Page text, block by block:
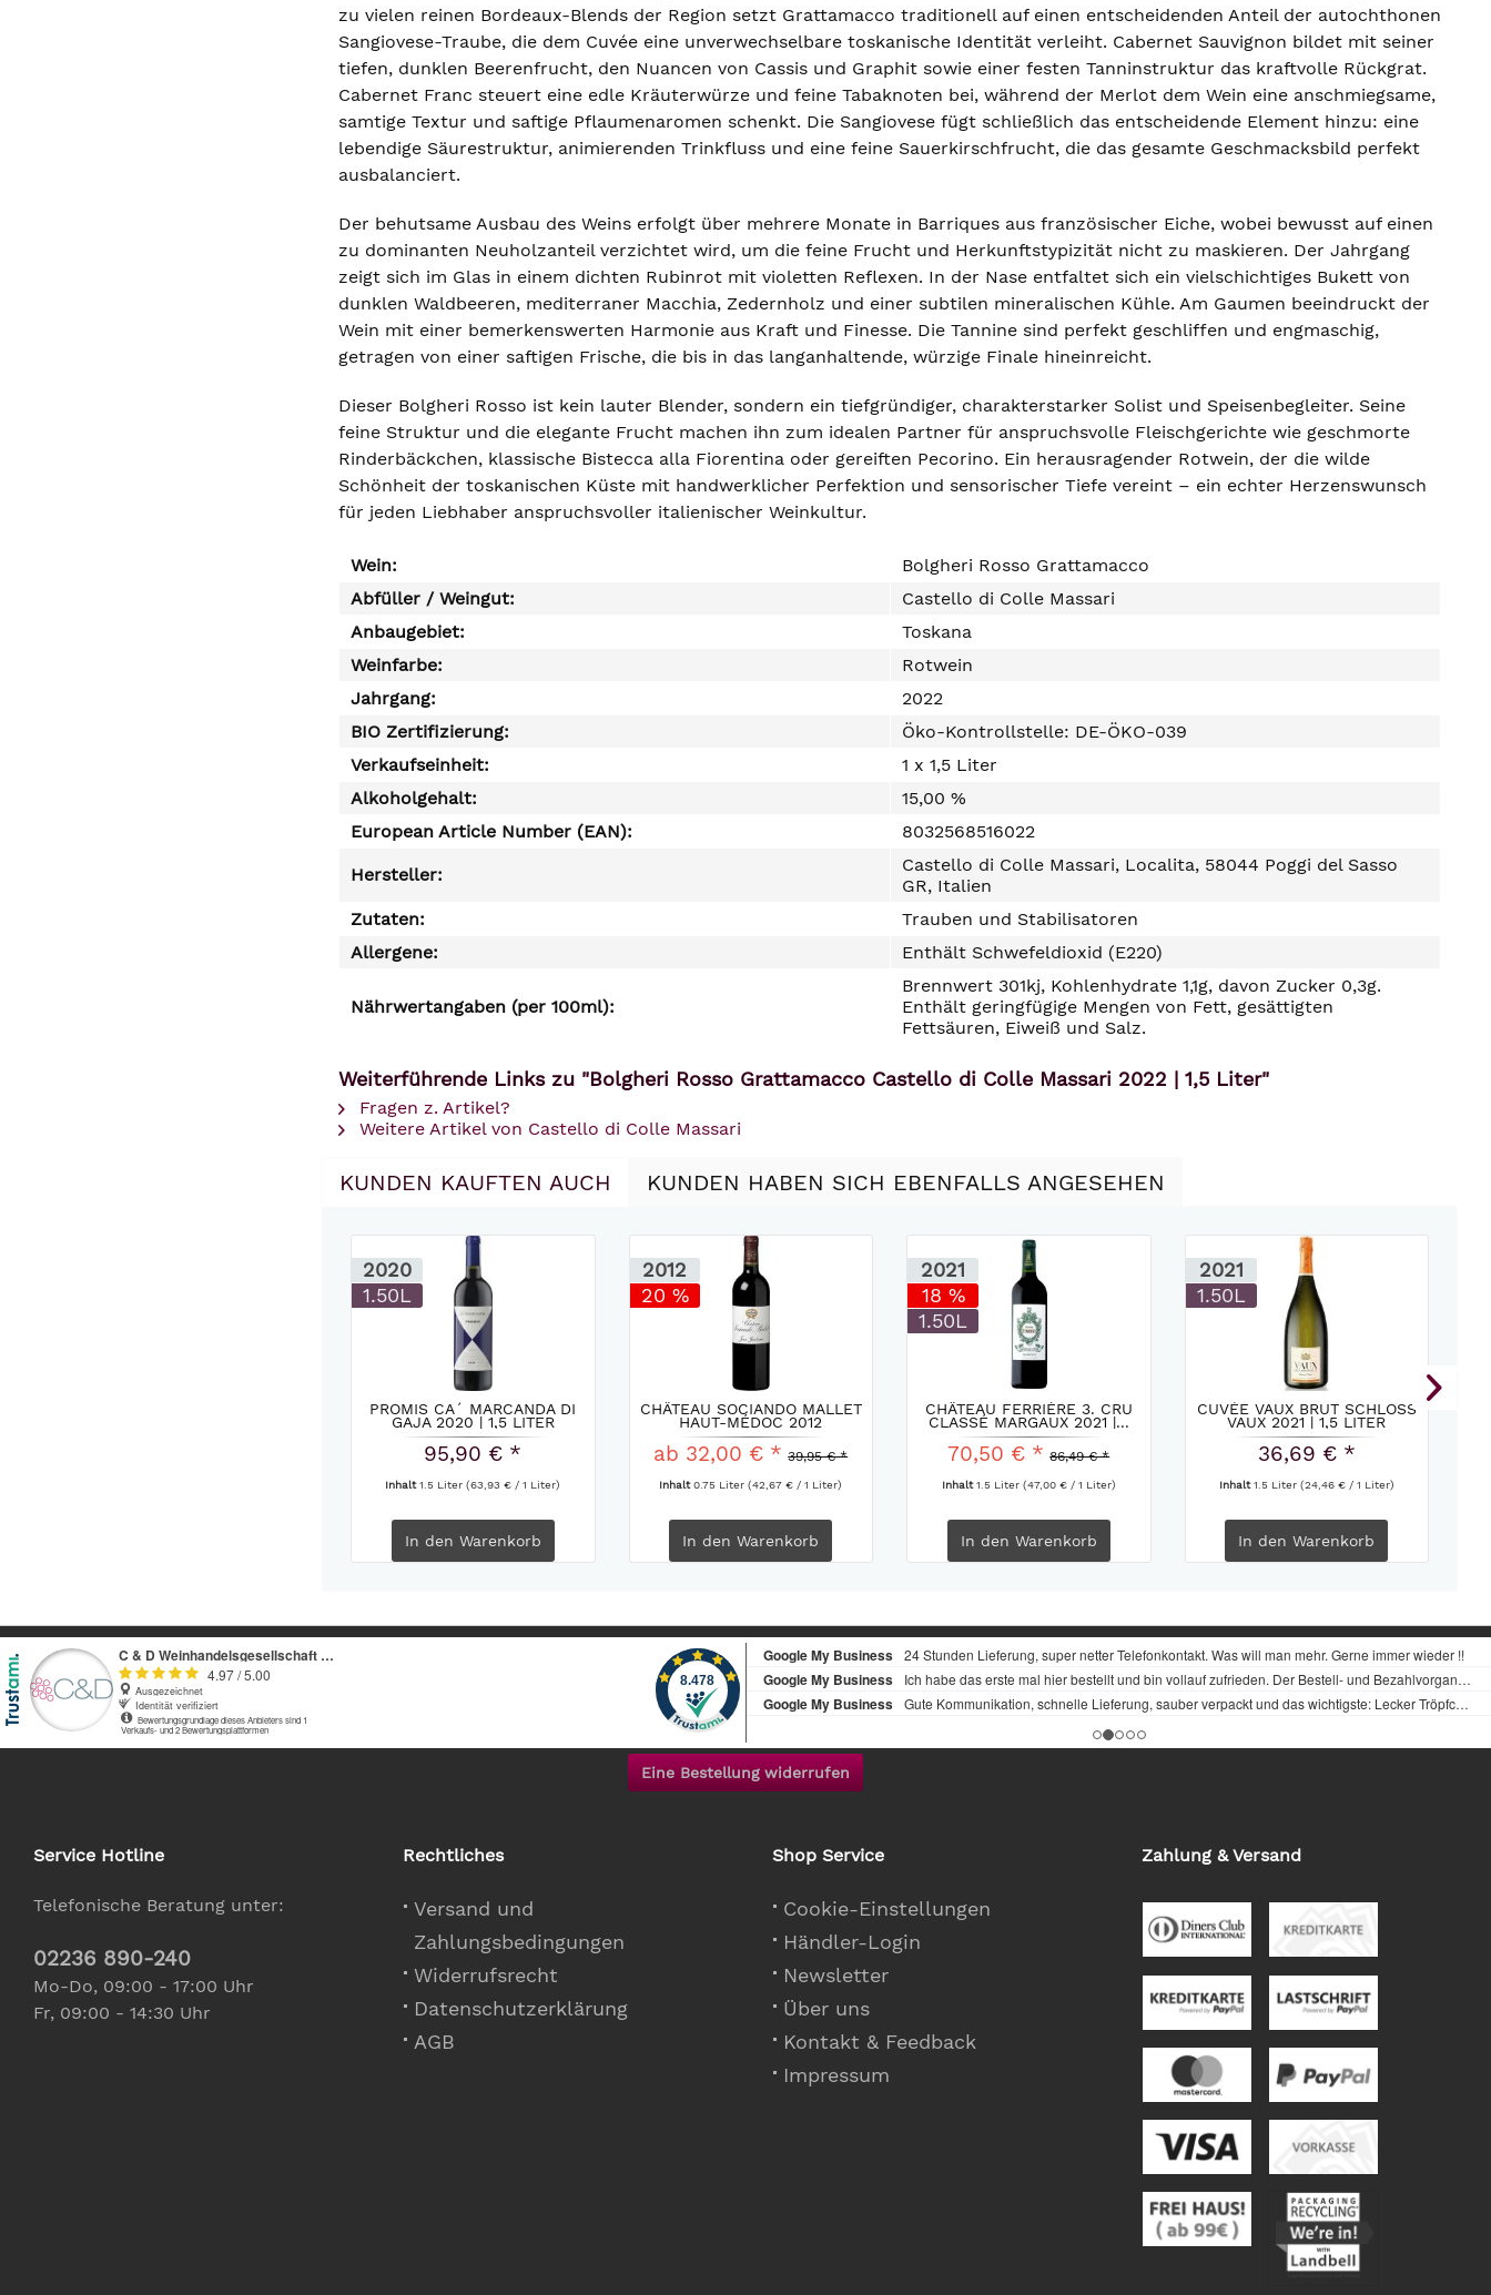
zu vielen reinen Bordeaux-Blends der Region setzt Grattamacco traditionell auf einen entscheidenden Anteil der autochthonen
Sangiovese-Traube, die dem Cuvée eine unverwechselbare toskanische Identität verleiht. Cabernet Sauvignon bildet mit seiner
tiefen, dunklen Beerenfrucht, den Nuancen von Cassis und Graphit sowie einer festen Tanninstruktur das kraftvolle Rückgrat.
Cabernet Franc steuert eine edle Kräuterwürze und feine Tabaknoten bei, während der Merlot dem Wein eine anschmiegsame,
samtige Textur und saftige Pflaumenaromen schenkt. Die Sangiovese fügt schließlich das entscheidende Element hinzu: eine
lebendige Säurestruktur, animierenden Trinkfluss und eine feine Sauerkirschfrucht, die das gesamte Geschmacksbild perfekt
ausbalanciert.
Der behutsame Ausbau des Weins erfolgt über mehrere Monate in Barriques aus französischer Eiche, wobei bewusst auf einen
zu dominanten Neuholzanteil verzichtet wird, um die feine Frucht und Herkunftstypizität nicht zu maskieren. Der Jahrgang
zeigt sich im Glas in einem dichten Rubinrot mit violetten Reflexen. In der Nase entfaltet sich ein vielschichtiges Bukett von
dunklen Waldbeeren, mediterraner Macchia, Zedernholz und einer subtilen mineralischen Kühle. Am Gaumen beeindruckt der
Wein mit einer bemerkenswerten Harmonie aus Kraft und Finesse. Die Tannine sind perfekt geschliffen und engmaschig,
getragen von einer saftigen Frische, die bis in das langanhaltende, würzige Finale hineinreicht.
Dieser Bolgheri Rosso ist kein lauter Blender, sondern ein tiefgründiger, charakterstarker Solist und Speisenbegleiter. Seine
feine Struktur und die elegante Frucht machen ihn zum idealen Partner für anspruchsvolle Fleischgerichte wie geschmorte
Rinderbäckchen, klassische Bistecca alla Fiorentina oder gereiften Pecorino. Ein herausragender Rotwein, der die wilde
Schönheit der toskanischen Küste mit handwerklicher Perfektion und sensorischer Tiefe vereint – ein echter Herzenswunsch
für jeden Liebhaber anspruchsvoller italienischer Weinkultur.
Wein:
Bolgheri Rosso Grattamacco
Abfüller / Weingut:
Castello di Colle Massari
Anbaugebiet:
Toskana
Weinfarbe:
Rotwein
Jahrgang:
2022
BIO Zertifizierung:
Öko-Kontrollstelle: DE-ÖKO-039
Verkaufseinheit:
1 x 1,5 Liter
Alkoholgehalt:
15,00 %
European Article Number (EAN):
8032568516022
Hersteller:
Castello di Colle Massari, Localita, 58044 Poggi del Sasso
GR, Italien
Zutaten:
Trauben und Stabilisatoren
Allergene:
Enthält Schwefeldioxid (E220)
Nährwertangaben (per 100ml):
Brennwert 301kj, Kohlenhydrate 1,1g, davon Zucker 0,3g.
Enthält geringfügige Mengen von Fett, gesättigten
Fettsäuren, Eiweiß und Salz.
Weiterführende Links zu "Bolgheri Rosso Grattamacco Castello di Colle Massari 2022 | 1,5 Liter"
Fragen z. Artikel?
Weitere Artikel von Castello di Colle Massari
KUNDEN KAUFTEN AUCH KUNDEN HABEN SICH EBENFALLS ANGESEHEN
2020
1.50L
PROMIS CA´ MARCANDA DI
GAJA 2020 | 1,5 LITER
95,90 € *
Inhalt1.5 Liter(63,93 € / 1 Liter)
In den Warenkorb
2012
20 %
CHÂTEAU SOCIANDO MALLET
HAUT-MÉDOC 2012
ab 32,00 € * 39,95 € *
Inhalt0.75 Liter(42,67 € / 1 Liter)
In den Warenkorb
2021
18 %
1.50L
CHÂTEAU FERRIÈRE 3. CRU
CLASSÉ MARGAUX 2021 |...
70,50 € * 86,49 € *
Inhalt1.5 Liter (47,00 € / 1 Liter)
In den Warenkorb
2021
1.50L
CUVÉE VAUX BRUT SCHLOSS
VAUX 2021 | 1,5 LITER
36,69 € *
Inhalt1.5 Liter (24,46 € / 1 Liter)
In den Warenkorb
Eine Bestellung widerrufen
Service Hotline
Telefonische Beratung unter:
02236 890-240
Mo-Do, 09:00 - 17:00 Uhr
Fr, 09:00 - 14:30 Uhr
Rechtliches
Versand und
Zahlungsbedingungen
Widerrufsrecht
Datenschutzerklärung
AGB
Shop Service
Cookie-Einstellungen
Händler-Login
Newsletter
Über uns
Kontakt & Feedback
Impressum
Zahlung & Versand